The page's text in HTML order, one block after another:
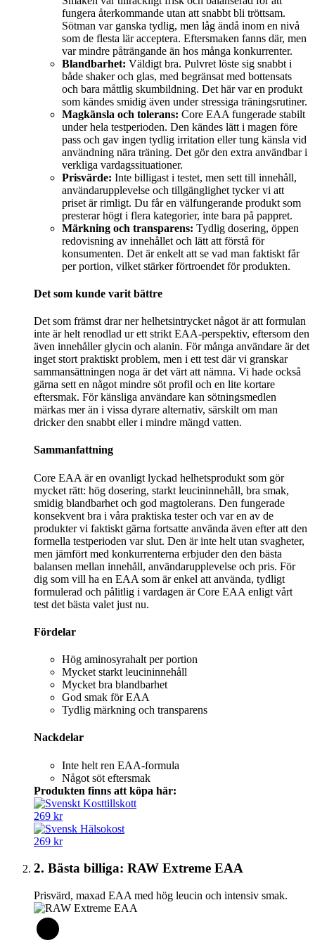
fungera återkommande utan att snabbt bli tröttsam.
Sötman var ganska tydlig, men låg ändå inom en nivå
som de flesta lär acceptera. Eftersmaken fanns där, men
var mindre påträngande än hos många konkurrenter.
Blandbarhet: Väldigt bra. Pulvret löste sig snabbt i
både shaker och glas, med begränsat med bottensats
och bara måttlig skumbildning. Det här var en produkt
som kändes smidig även under stressiga träningsrutiner.
Magkänsla och tolerans: Core EAA fungerade stabilt
under hela testperioden. Den kändes lätt i magen före
pass och gav ingen tydlig irritation eller tung känsla vid
användning nära träning. Det gör den extra användbar i
verkliga vardagssituationer.
Prisvärde: Inte billigast i testet, men sett till innehåll,
användarupplevelse och tillgänglighet tycker vi att
priset är rimligt. Du får en välfungerande produkt som
presterar högt i flera kategorier, inte bara på pappret.
Märkning och transparens: Tydlig dosering, öppen
redovisning av innehållet och lätt att förstå för
konsumenten. Det är enkelt att se vad man faktiskt får
per portion, vilket stärker förtroendet för produkten.
Det som kunde varit bättre
Det som främst drar ner helhetsintrycket något är att formulan
inte är helt renodlad ur ett strikt EAA-perspektiv, eftersom den
även innehåller glycin och alanin. För många användare är det
inget stort praktiskt problem, men i ett test där vi granskar
sammansättningen noga är det värt att nämna. Vi hade också
gärna sett en något mindre söt profil och en lite kortare
eftersmak. För känsliga användare kan sötningsmedlen
märkas mer än i vissa dyrare alternativ, särskilt om man
dricker den snabbt eller i mindre mängd vatten.
Sammanfattning
Core EAA är en ovanligt lyckad helhetsprodukt som gör
mycket rätt: hög dosering, starkt leucininnehåll, bra smak,
smidig blandbarhet och god magtolerans. Den fungerade
konsekvent bra i våra praktiska tester och var en av de
produkter vi faktiskt gärna fortsatte använda även efter att den
formella testperioden var slut. Den är inte helt utan svagheter,
men jämfört med konkurrenterna erbjuder den den bästa
balansen mellan innehåll, användarupplevelse och pris. För
dig som vill ha en EAA som är enkel att använda, tydligt
formulerad och pålitlig i vardagen är Core EAA enligt vårt
test det bästa valet just nu.
Fördelar
Hög aminosyrahalt per portion
Mycket starkt leucininnehåll
Mycket bra blandbarhet
God smak för EAA
Tydlig märkning och transparens
Nackdelar
Inte helt ren EAA-formula
Något söt eftersmak
Produkten finns att köpa här:
269 kr
269 kr
2. Bästa billiga: RAW Extreme EAA
Prisvärd, maxad EAA med hög leucin och intensiv smak.